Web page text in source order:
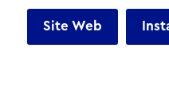
Site Web